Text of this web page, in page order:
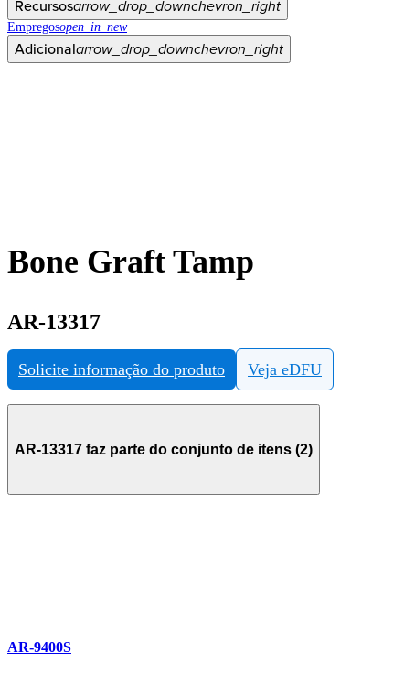
Recursosarrow_drop_downchevron_right
Empregosopen_in_new
Adicionalarrow_drop_downchevron_right
Bone Graft Tamp
AR-13317
Solicite informação do produto Veja eDFU
AR-13317 faz parte do conjunto de itens (2)
AR-9400S